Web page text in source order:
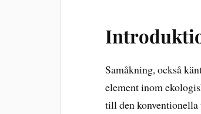
Samåkning, också
element inom
till den